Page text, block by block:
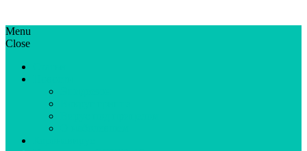
ГрипЮА: симптоми і лікування | Все про грип в Україні
Все про грип в Україні та Києві, профілактика грипу.
Menu
Close